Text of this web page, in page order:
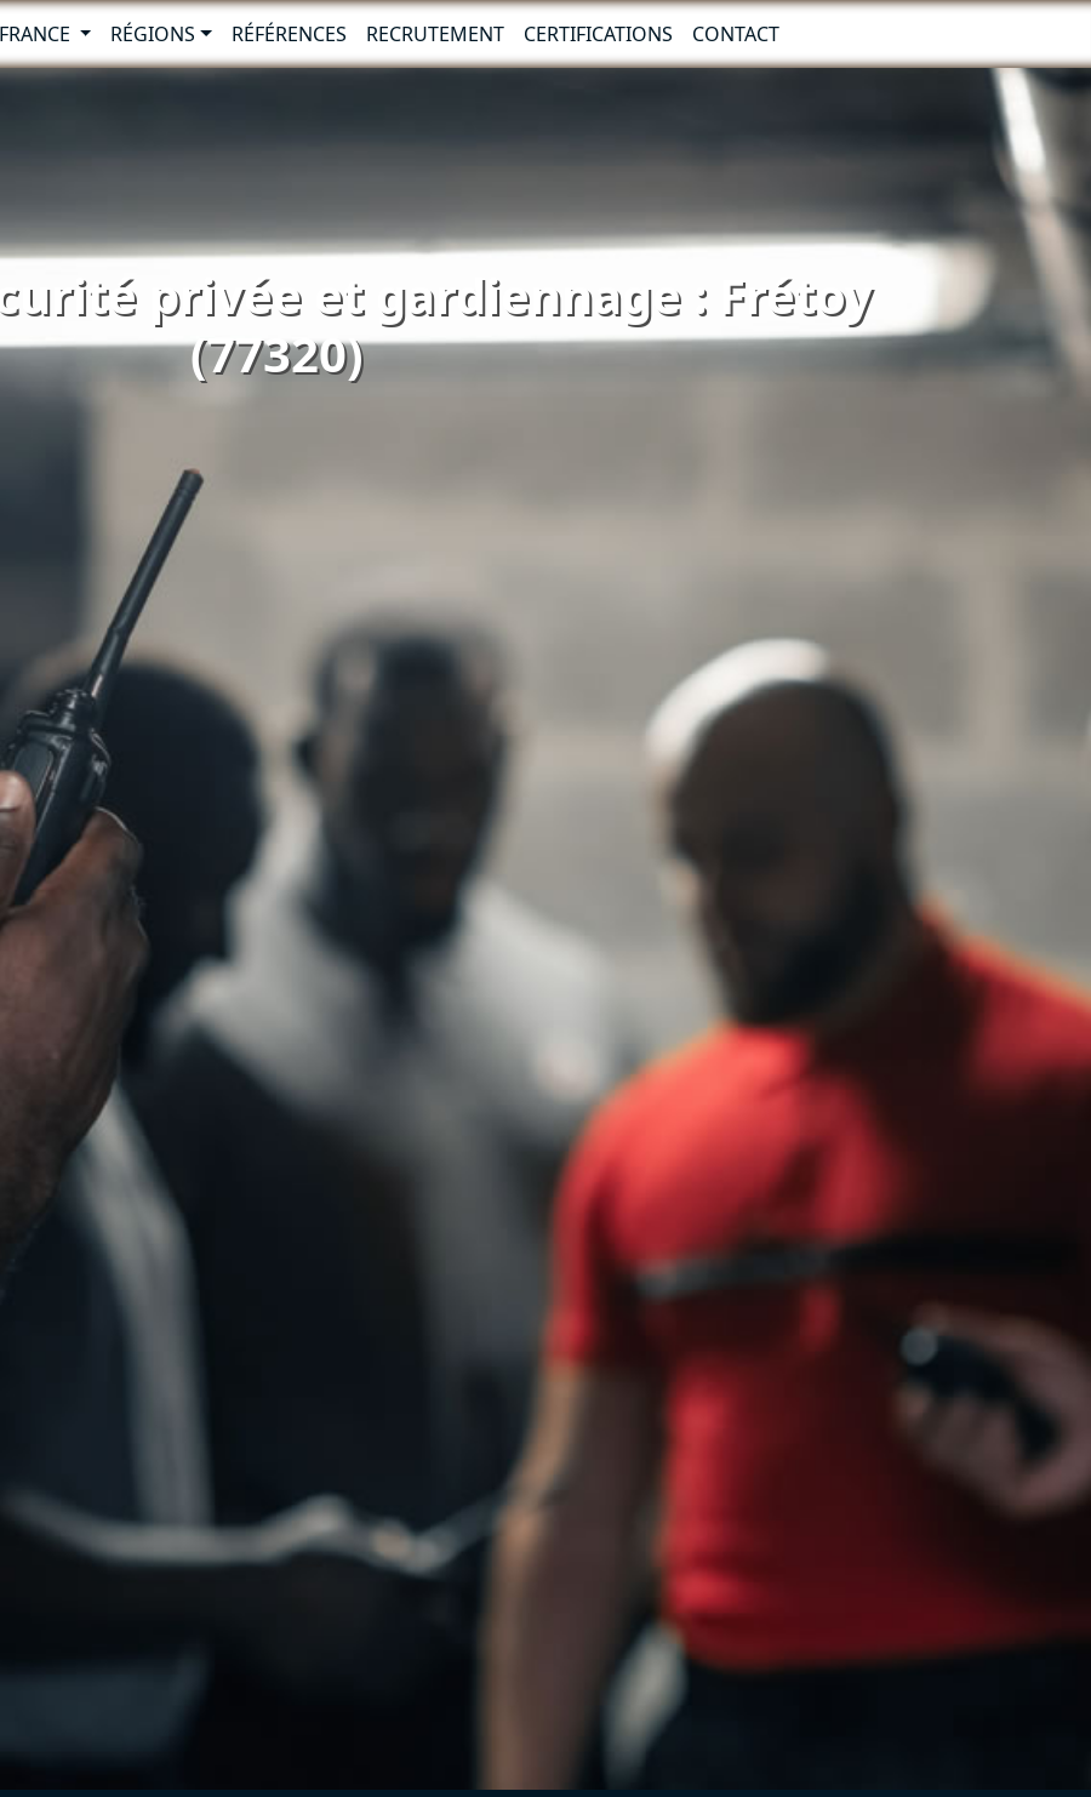
RÉGIONS RÉFÉRENCES RECRUTEMENT CERTIFICATIONS CONTACT
privée et gardiennage : Frétoy
(77320)